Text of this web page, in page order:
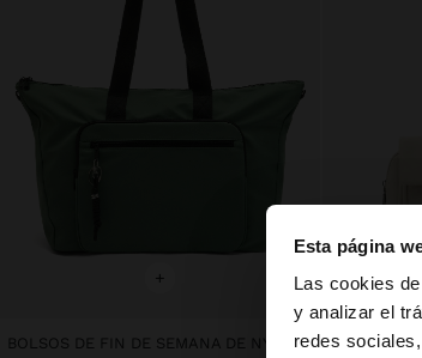
Esta página
Las cookies
y analizar el
redes
hola
Estás
+